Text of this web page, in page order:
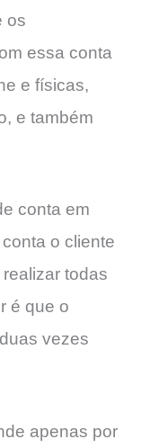
os
essa conta
e físicas,
e também
conta em
o cliente
todas
é que o
vezes
apenas por